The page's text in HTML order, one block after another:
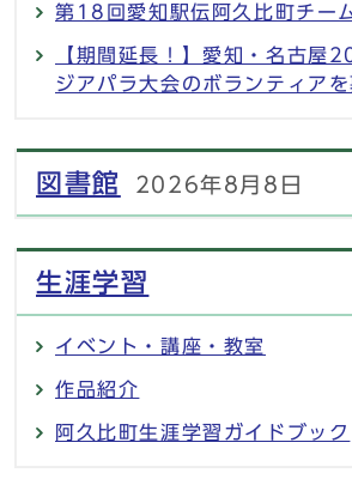
第18回愛知駅伝阿久比町チー
【期間延長！】愛知・名古屋
ジアパラ大会のボランティアを
図書館 2026年8月8日
生涯学習
イベント・講座・教室
作品紹介
阿久比町生涯学習ガイドブック